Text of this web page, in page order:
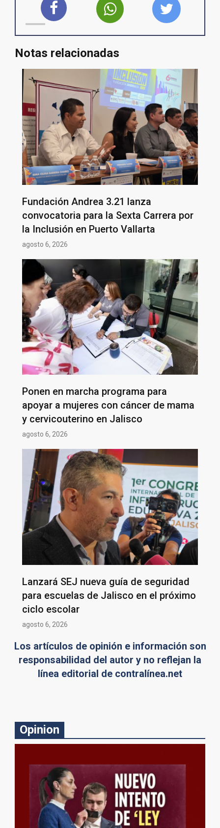
Notas relacionadas
Fundación Andrea 3.21 lanza
convocatoria para la Sexta Carrera por
la Inclusión en Puerto Vallarta
agosto 6, 2026
Ponen en marcha programa para
apoyar a mujeres con cáncer de mama
y cervicouterino en Jalisco
agosto 6, 2026
Lanzará SEJ nueva guía de seguridad
para escuelas de Jalisco en el próximo
ciclo escolar
agosto 6, 2026
Los artículos de opinión e información son
responsabilidad del autor y no reflejan la
línea editorial de contralínea.net
Opinion